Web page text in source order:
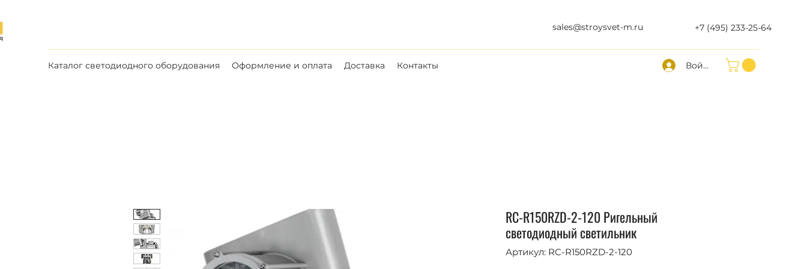
sales@stroysvet-m.ru +7 (495) 233-25-64
Каталог светодиодного оборудования Оформление и оплата Доставка Контакты Войти
RC-R150RZD-2-120 Ригельный
светодиодный светильник
Артикул: RC-R150RZD-2-120